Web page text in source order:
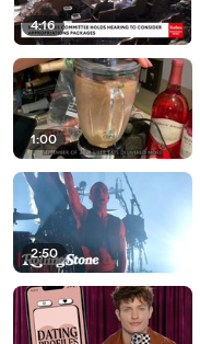
4:16
1:00
2:50